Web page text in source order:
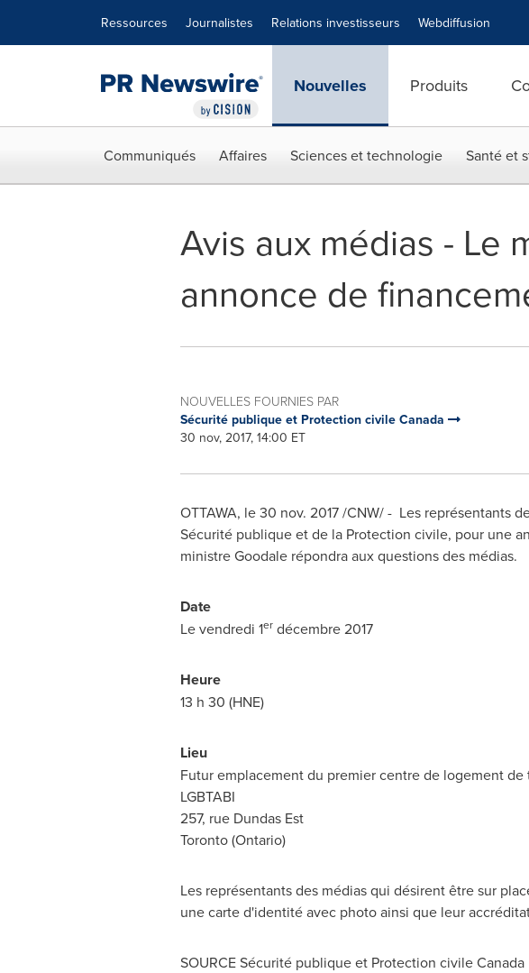
Ressources Journalistes Relations investisseurs Webdiffusion
Nouvelles Produits
Communiqués Affaires Sciences et technologie Santé et
Avis aux médias - Le
annonce de
NOUVELLES FOURNIES PAR
Sécurité publique et Protection civile Canada
30 nov, 2017, 14:00 ET
OTTAWA, le30 nov. 2017/CNW/ - Les représentants
Sécurité publique et de la Protection civile, pour une
ministre Goodale répondra aux questions des médias.
Date
Le vendredi 1erdécembre 2017
Heure
13 h 30 (HNE)
Lieu
Futur emplacement du premier centre de logement
LGBTABI
257, rue Dundas Est
Toronto(Ontario)
Les représentants des médias qui désirent être sur
une carte d'identité avec photo ainsi que leur
SOURCE Sécurité publique et Protection civileCanada